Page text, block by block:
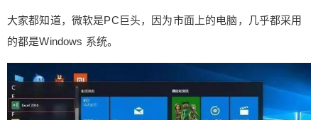
大家都知道，微软是PC巨头，因为市面上的电脑，几乎都采用
的都是Windows 系统。
呢？
几乎都采用的都是Windows 系统。 可以说，从Win
dows系统出现至今，智能手机系统霸主已经易主好
几次，但PC系统的霸主依旧是微软。 尽管现在是移